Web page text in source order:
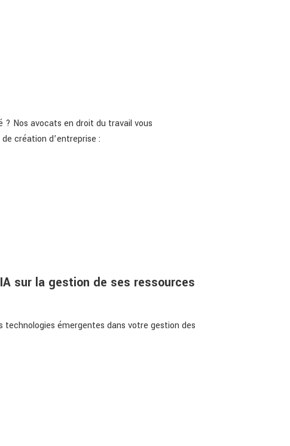
Nos avocats en droit du travail vous
création d’entreprise :
sur la gestion de ses ressources
émergentes dans votre gestion des